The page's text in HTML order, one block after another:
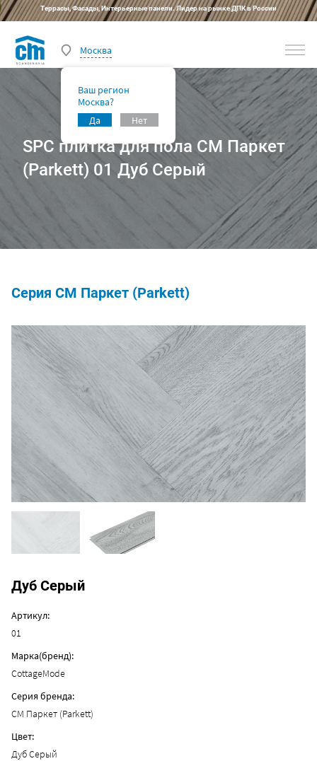
SPC плитка для пола CM Паркет
(Parkett) 01 Дуб Серый
Серия CM Паркет (Parkett)
Дуб Серый
Артикул:
01
Марка(бренд):
CottageMode
Серия бренда:
CM Паркет (Parkett)
Цвет:
Дуб Серый
Террасы, Фасады, Интерьерные панели. Лидер на рынке ДПК в России
Москва
Ваш регион
Москва?
Да
Нет